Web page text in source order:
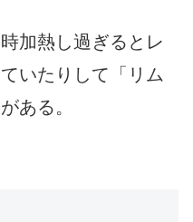
加熱し過ぎるとレ
いたりして「 リム
ある。